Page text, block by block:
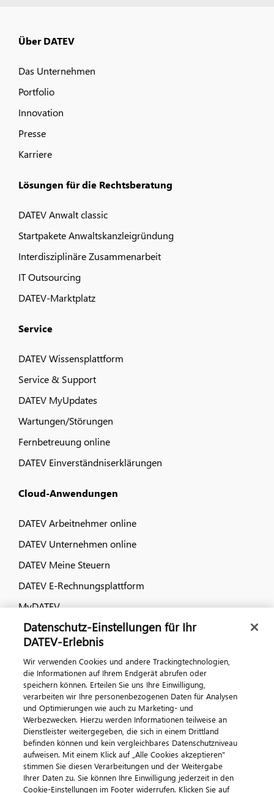
Über DATEV
Das Unternehmen
Portfolio
Innovation
Presse
Karriere
Lösungen für die Rechtsberatung
DATEV Anwalt classic
Startpakete Anwaltskanzleigründung
Interdisziplinäre Zusammenarbeit
IT Outsourcing
DATEV-Marktplatz
Service
DATEV Wissensplattform
Service & Support
DATEV MyUpdates
Wartungen/Störungen
Fernbetreuung online
DATEV Einverständniserklärungen
Cloud-Anwendungen
DATEV Arbeitnehmer online
DATEV Unternehmen online
DATEV Meine Steuern
DATEV E-Rechnungsplattform
MyDATEV
Dialog & Medien
Veranstaltungen
DATEV magazin
DATEV-Community
DATEV-Newsletter
Kontaktieren Sie uns
Datenschutz-Einstellungen für Ihr
DATEV-Erlebnis
Wir verwenden Cookies und andere Trackingtechnologien,
die Informationen auf Ihrem Endgerät abrufen oder
speichern können. Erteilen Sie uns Ihre Einwilligung,
verarbeiten wir Ihre personenbezogenen Daten für Analysen
und Optimierungen wie auch zu Marketing- und
Werbezwecken. Hierzu werden Informationen teilweise an
Dienstleister weitergegeben, die sich in einem Drittland
befinden können und kein vergleichbares Datenschutzniveau
aufweisen. Mit einem Klick auf „Alle Cookies akzeptieren"
stimmen Sie diesen Verarbeitungen und der Weitergabe
Ihrer Daten zu. Sie können Ihre Einwilligung jederzeit in den
Cookie-Einstellungen im Footer widerrufen. Klicken Sie auf